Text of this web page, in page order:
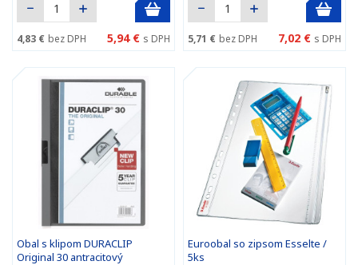
4,83 € bez DPH 5,94 € s DPH 5,71 € bez DPH 7,02 € s DPH
Obal s klipom DURACLIP
Original 30 antracitový
Euroobal so zipsom Esselte /
5ks